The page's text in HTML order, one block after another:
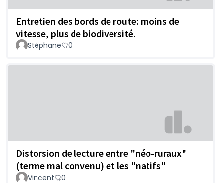
Entretien des bords de route: moins de
vitesse, plus de biodiversité.
Stéphane 0
Distorsion de lecture entre "néo-ruraux"
(terme mal convenu) et les "natifs"
Vincent 0